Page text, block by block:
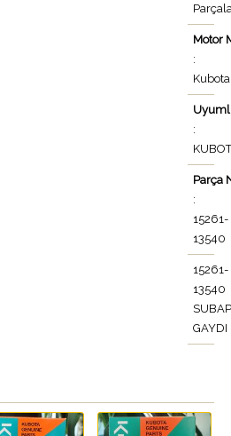
Motor
:
Kubota
:
Parça
:
15261-
13540
15261-
13540
SUBAP
GAYDI